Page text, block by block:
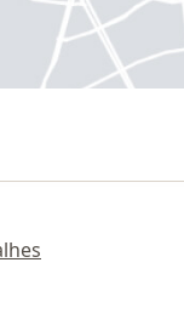
separador